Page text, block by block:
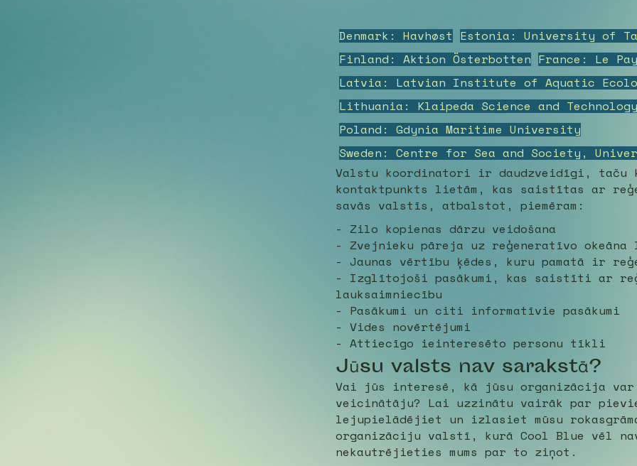
Denmark: Havhøst Estonia: University of
Finland: Aktion Österbotten France: Le
Latvia: Latvian Institute of Aquatic
Lithuania: Klaipeda Science and
Poland: Gdynia Maritime University
Sweden: Centre for Sea and Society,
Valstu koordinatori ir daudzveidīgi, taču
kontaktpunkts lietām, kas saistītas ar
savās valstīs, atbalstot, piemēram:
- Zilo kopienas dārzu veidošana
- Zvejnieku pāreja uz reģeneratīvo okeāna
- Jaunas vērtību ķēdes, kuru pamatā ir
- Izglītojoši pasākumi, kas saistīti ar
lauksaimniecību
- Pasākumi un citi informatīvie pasākumi
- Vides novērtējumi
- Attiecīgo ieinteresēto personu tīkli
Jūsu valsts nav sarakstā?
Vai jūs interesē, kā jūsu organizācija
veicinātāju? Lai uzzinātu vairāk par
lejupielādējiet un izlasiet mūsu
organizāciju valstī, kurā Cool Blue vēl
nekautrējieties mums par to ziņot.